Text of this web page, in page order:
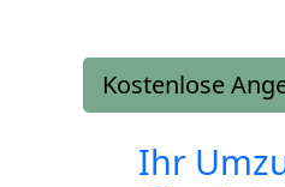
Kostenlose
Ihr